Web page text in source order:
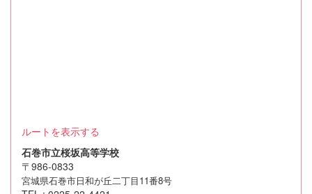
ルートを表示する
石巻市立桜坂高等学校
〒986-0833
宮城県石巻市日和が丘二丁目11番8号